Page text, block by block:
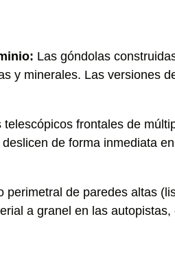
Las góndolas
y minerales. Las versiones
telescópicos frontales de
de forma inmediata
perimetral de paredes altas
a granel en las